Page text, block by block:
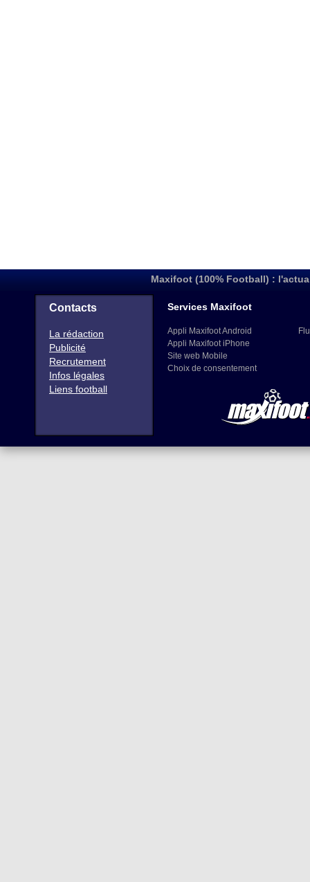
Maxifoot (100% Football) :
Contacts
La rédaction
Publicité
Recrutement
Infos légales
Liens football
Services Maxifoot
Appli Maxifoot Android
Appli Maxifoot iPhone
Site web Mobile
Choix de consentement